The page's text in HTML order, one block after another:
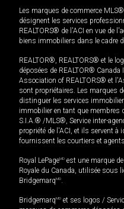
Les marques de commerce
désignent les services
REALTORS® de l'ACI en vue de
biens immobiliers dans le cadre
REALTOR®, REALTORS® et le
déposées de REALTOR®
Association of REALTORS® et
sont propriétaires. Les marques
distinguer les services
immobilier en tant que membres
S.I.A.® /MLS®, Service inter-
propriété de l'ACI, et ils servent
fournissent les courtiers et
Royal LePageMD est une marque
Royale du Canada, utilisée sous
BridgemarqMD.
BridgemarqMD et ses logos /